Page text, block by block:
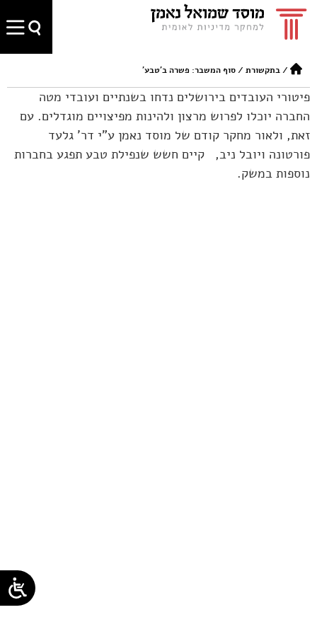
/בתקשורת /סוף המשבר: פשרה ב'טבע'
פיטורי העובדים בירושלים נדחו בשנתיים ועובדי מטה
החברה יוכלו לפרוש מרצון ולהינות מפיצויים מוגדלים. עם
זאת, ולאור מחקר קודם של מוסד נאמן ע"י דר' גלעד
פורטונה ויובל ניב, קיים חשש שנפילת טבע תפגע בחברות
נוספות במשק.